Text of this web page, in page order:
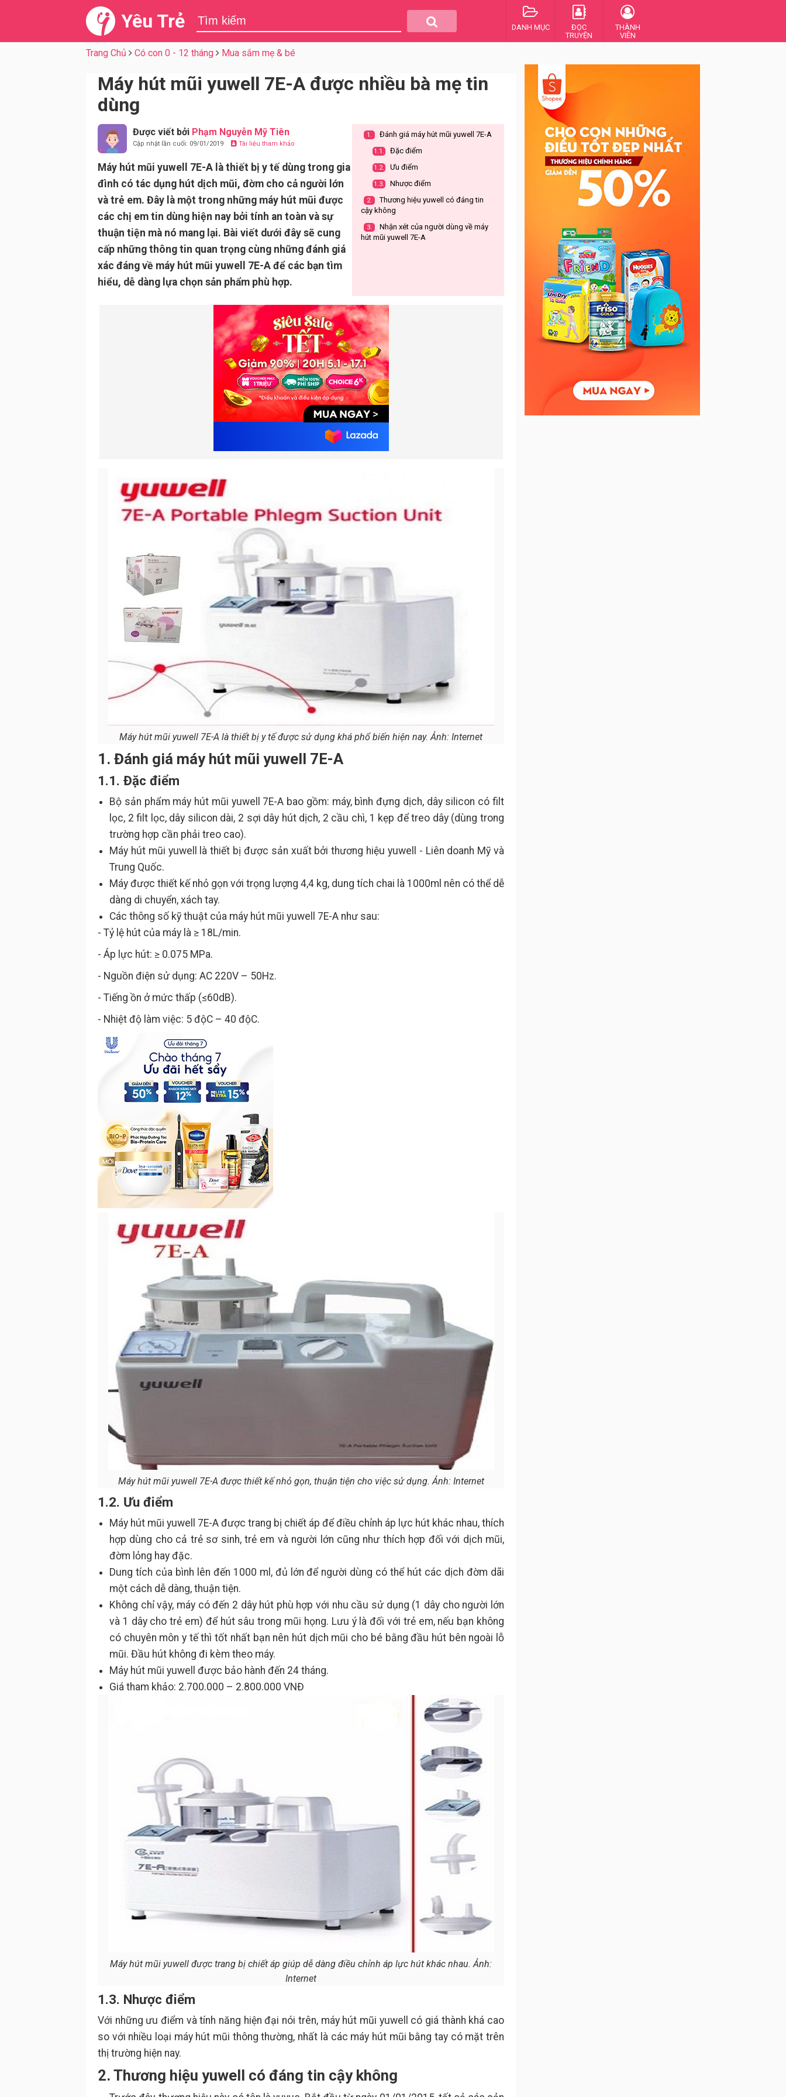
Yêu Trẻ DANH MỤC
ĐỌC
TRUYỆN
THÀNH
VIÊN
Trang Chủ Có con 0 - 12 tháng Mua sắm mẹ & bé
Máy hút mũi yuwell 7E-A được nhiều bà mẹ tin
dùng
Được viết bởi Phạm Nguyễn Mỹ Tiên
Cập nhật lần cuối: 09/01/2019 Tài liệu tham khảo
Máy hút mũi yuwell 7E-A là thiết bị y tế dùng trong gia
đình có tác dụng hút dịch mũi, đờm cho cả người lớn
và trẻ em. Đây là một trong những máy hút mũi được
các chị em tin dùng hiện nay bởi tính an toàn và sự
thuận tiện mà nó mang lại. Bài viết dưới đây sẽ cung
cấp những thông tin quan trọng cùng những đánh giá
xác đáng về máy hút mũi yuwell 7E-A để các bạn tìm
hiểu, dễ dàng lựa chọn sản phẩm phù hợp.
1. Đánh giá máy hút mũi yuwell 7E-A
1.1. Đặc điểm
1.2. Ưu điểm
1.3. Nhược điểm
2.
Thương hiệu yuwell có đáng tin
cậy không
3.
Nhận xét của người dùng về máy
hút mũi yuwell 7E-A
Máy hút mũi yuwell 7E-A là thiết bị y tế được sử dụng khá phổ biến hiện nay. Ảnh: Internet
1. Đánh giá máy hút mũi yuwell 7E-A
1.1. Đặc điểm
Bộ sản phẩm máy hút mũi yuwell 7E-A bao gồm: máy, bình đựng dịch, dây silicon có filt
lọc, 2 filt lọc, dây silicon dài, 2 sợi dây hút dịch, 2 cầu chì, 1 kẹp để treo dây (dùng trong
trường hợp cần phải treo cao).
Máy hút mũi yuwell là thiết bị được sản xuất bởi thương hiệu yuwell - Liên doanh Mỹ và
Trung Quốc.
Máy được thiết kế nhỏ gọn với trọng lượng 4,4 kg, dung tích chai là 1000ml nên có thể dễ
dàng di chuyển, xách tay.
Các thông số kỹ thuật của máy hút mũi yuwell 7E-A như sau:
- Tỷ lệ hút của máy là ≥ 18L/min.
- Áp lực hút: ≥ 0.075 MPa.
- Nguồn điện sử dụng: AC 220V – 50Hz.
- Tiếng ồn ở mức thấp (≤60dB).
- Nhiệt độ làm việc: 5 độC – 40 độC.
Máy hút mũi yuwell 7E-A được thiết kế nhỏ gọn, thuận tiện cho việc sử dụng. Ảnh: Internet
1.2. Ưu điểm
Máy hút mũi yuwell 7E-A được trang bị chiết áp để điều chỉnh áp lực hút khác nhau, thích
hợp dùng cho cả trẻ sơ sinh, trẻ em và người lớn cũng như thích hợp đối với dịch mũi,
đờm lỏng hay đặc.
Dung tích của bình lên đến 1000 ml, đủ lớn để người dùng có thể hút các dịch đờm dãi
một cách dễ dàng, thuận tiện.
Không chỉ vậy, máy có đến 2 dây hút phù hợp với nhu cầu sử dụng (1 dây cho người lớn
và 1 dây cho trẻ em) để hút sâu trong mũi họng. Lưu ý là đối với trẻ em, nếu bạn không
có chuyên môn y tế thì tốt nhất bạn nên hút dịch mũi cho bé bằng đầu hút bên ngoài lỗ
mũi. Đầu hút không đi kèm theo máy.
Máy hút mũi yuwell được bảo hành đến 24 tháng.
Giá tham khảo: 2.700.000 – 2.800.000 VNĐ
Máy hút mũi yuwell được trang bị chiết áp giúp dễ dàng điều chỉnh áp lực hút khác nhau. Ảnh:
Internet
1.3. Nhược điểm
Với những ưu điểm và tính năng hiện đại nói trên, máy hút mũi yuwell có giá thành khá cao
so với nhiều loại máy hút mũi thông thường, nhất là các máy hút mũi bằng tay có mặt trên
thị trường hiện nay.
2. Thương hiệu yuwell có đáng tin cậy không